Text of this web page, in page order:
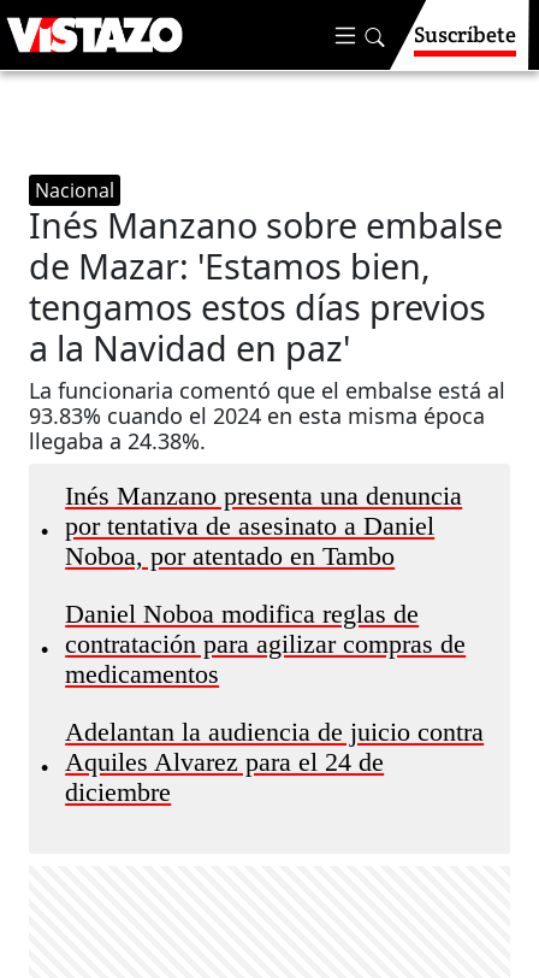
Suscríbete
Nacional
Inés Manzano sobre embalse
de Mazar: 'Estamos bien,
tengamos estos días previos
a la Navidad en paz'
La funcionaria comentó que el embalse está al
93.83% cuando el 2024 en esta misma época
llegaba a 24.38%.
•
Inés Manzano presenta una denuncia
por tentativa de asesinato a Daniel
Noboa, por atentado en Tambo
•
Daniel Noboa modifica reglas de
contratación para agilizar compras de
medicamentos
•
Adelantan la audiencia de juicio contra
Aquiles Alvarez para el 24 de
diciembre